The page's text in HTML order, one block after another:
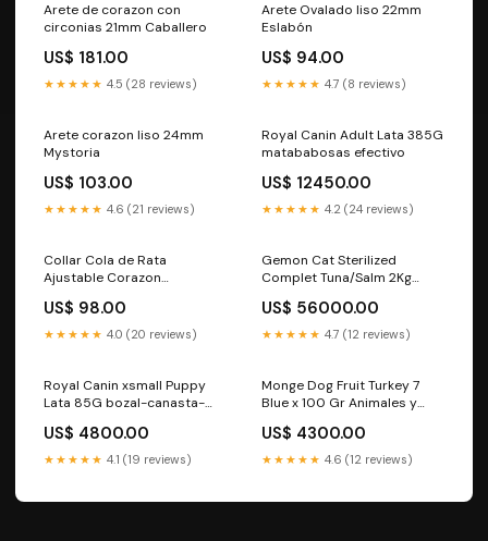
Arete de corazon con
circonias 21mm Caballero
US$ 181.00
★★★★★ 4.5 (28 reviews)
Arete Ovalado liso 22mm
Eslabón
US$ 94.00
★★★★★ 4.7 (8 reviews)
Arete corazon liso 24mm
Mystoria
US$ 103.00
★★★★★ 4.6 (21 reviews)
Royal Canin Adult Lata 385G
matababosas efectivo
US$ 12450.00
★★★★★ 4.2 (24 reviews)
Collar Cola de Rata
Ajustable Corazon
US$ 98.00
★★★★★ 4.0 (20 reviews)
Gemon Cat Sterilized
Complet Tuna/Salm 2Kg
US$ 56000.00
★★★★★ 4.7 (12 reviews)
Royal Canin xsmall Puppy
Lata 85G bozal-canasta-
mascotas
US$ 4800.00
★★★★★ 4.1 (19 reviews)
Monge Dog Fruit Turkey 7
Blue x 100 Gr Animales y
US$ 4300.00
★★★★★ 4.6 (12 reviews)